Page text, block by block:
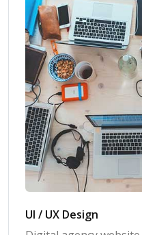
UI / UX Design